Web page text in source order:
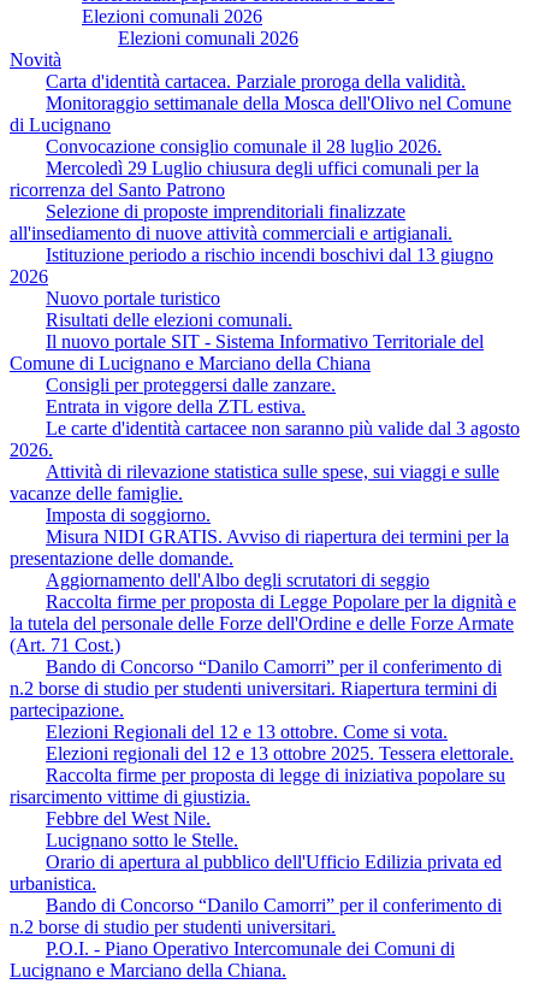
Elezioni comunali 2026
Elezioni comunali 2026
Novità
Carta d'identità cartacea. Parziale proroga della validità.
Monitoraggio settimanale della Mosca dell'Olivo nel Comune
di Lucignano
Convocazione consiglio comunale il 28 luglio 2026.
Mercoledì 29 Luglio chiusura degli uffici comunali per la
ricorrenza del Santo Patrono
Selezione di proposte imprenditoriali finalizzate
all'insediamento di nuove attività commerciali e artigianali.
Istituzione periodo a rischio incendi boschivi dal 13 giugno
2026
Nuovo portale turistico
Risultati delle elezioni comunali.
Il nuovo portale SIT - Sistema Informativo Territoriale del
Comune di Lucignano e Marciano della Chiana
Consigli per proteggersi dalle zanzare.
Entrata in vigore della ZTL estiva.
Le carte d'identità cartacee non saranno più valide dal 3 agosto
2026.
Attività di rilevazione statistica sulle spese, sui viaggi e sulle
vacanze delle famiglie.
Imposta di soggiorno.
Misura NIDI GRATIS. Avviso di riapertura dei termini per la
presentazione delle domande.
Aggiornamento dell'Albo degli scrutatori di seggio
Raccolta firme per proposta di Legge Popolare per la dignità e
la tutela del personale delle Forze dell'Ordine e delle Forze Armate
(Art. 71 Cost.)
Bando di Concorso “Danilo Camorri” per il conferimento di
n.2 borse di studio per studenti universitari. Riapertura termini di
partecipazione.
Elezioni Regionali del 12 e 13 ottobre. Come si vota.
Elezioni regionali del 12 e 13 ottobre 2025. Tessera elettorale.
Raccolta firme per proposta di legge di iniziativa popolare su
risarcimento vittime di giustizia.
Febbre del West Nile.
Lucignano sotto le Stelle.
Orario di apertura al pubblico dell'Ufficio Edilizia privata ed
urbanistica.
Bando di Concorso “Danilo Camorri” per il conferimento di
n.2 borse di studio per studenti universitari.
P.O.I. - Piano Operativo Intercomunale dei Comuni di
Lucignano e Marciano della Chiana.